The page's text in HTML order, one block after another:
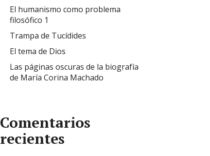
El humanismo como problema
filosófico 1
Trampa de Tucídides
El tema de Dios
Las páginas oscuras de la biografía
de María Corina Machado
Comentarios
recientes